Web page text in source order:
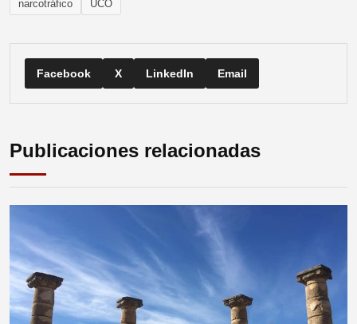
narcotráfico
UCO
Facebook X LinkedIn Email
Publicaciones relacionadas